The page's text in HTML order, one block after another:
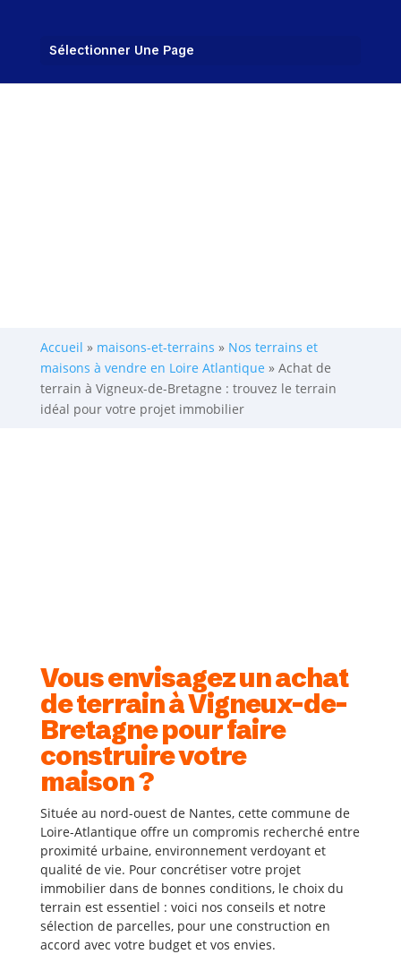
Sélectionner Une Page
Accueil » maisons-et-terrains » Nos terrains et
maisons à vendre en Loire Atlantique » Achat de
terrain à Vigneux-de-Bretagne : trouvez le terrain
idéal pour votre projet immobilier
Vous envisagez un achat
de terrain à Vigneux-de-
Bretagne pour faire
construire votre
maison ?
Située au nord-ouest de Nantes, cette commune de
Loire-Atlantique offre un compromis recherché entre
proximité urbaine, environnement verdoyant et
qualité de vie. Pour concrétiser votre projet
immobilier dans de bonnes conditions, le choix du
terrain est essentiel : voici nos conseils et notre
sélection de parcelles, pour une construction en
accord avec votre budget et vos envies.